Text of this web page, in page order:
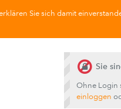
Sie sich damit
Sie
Ohne Login
einloggen